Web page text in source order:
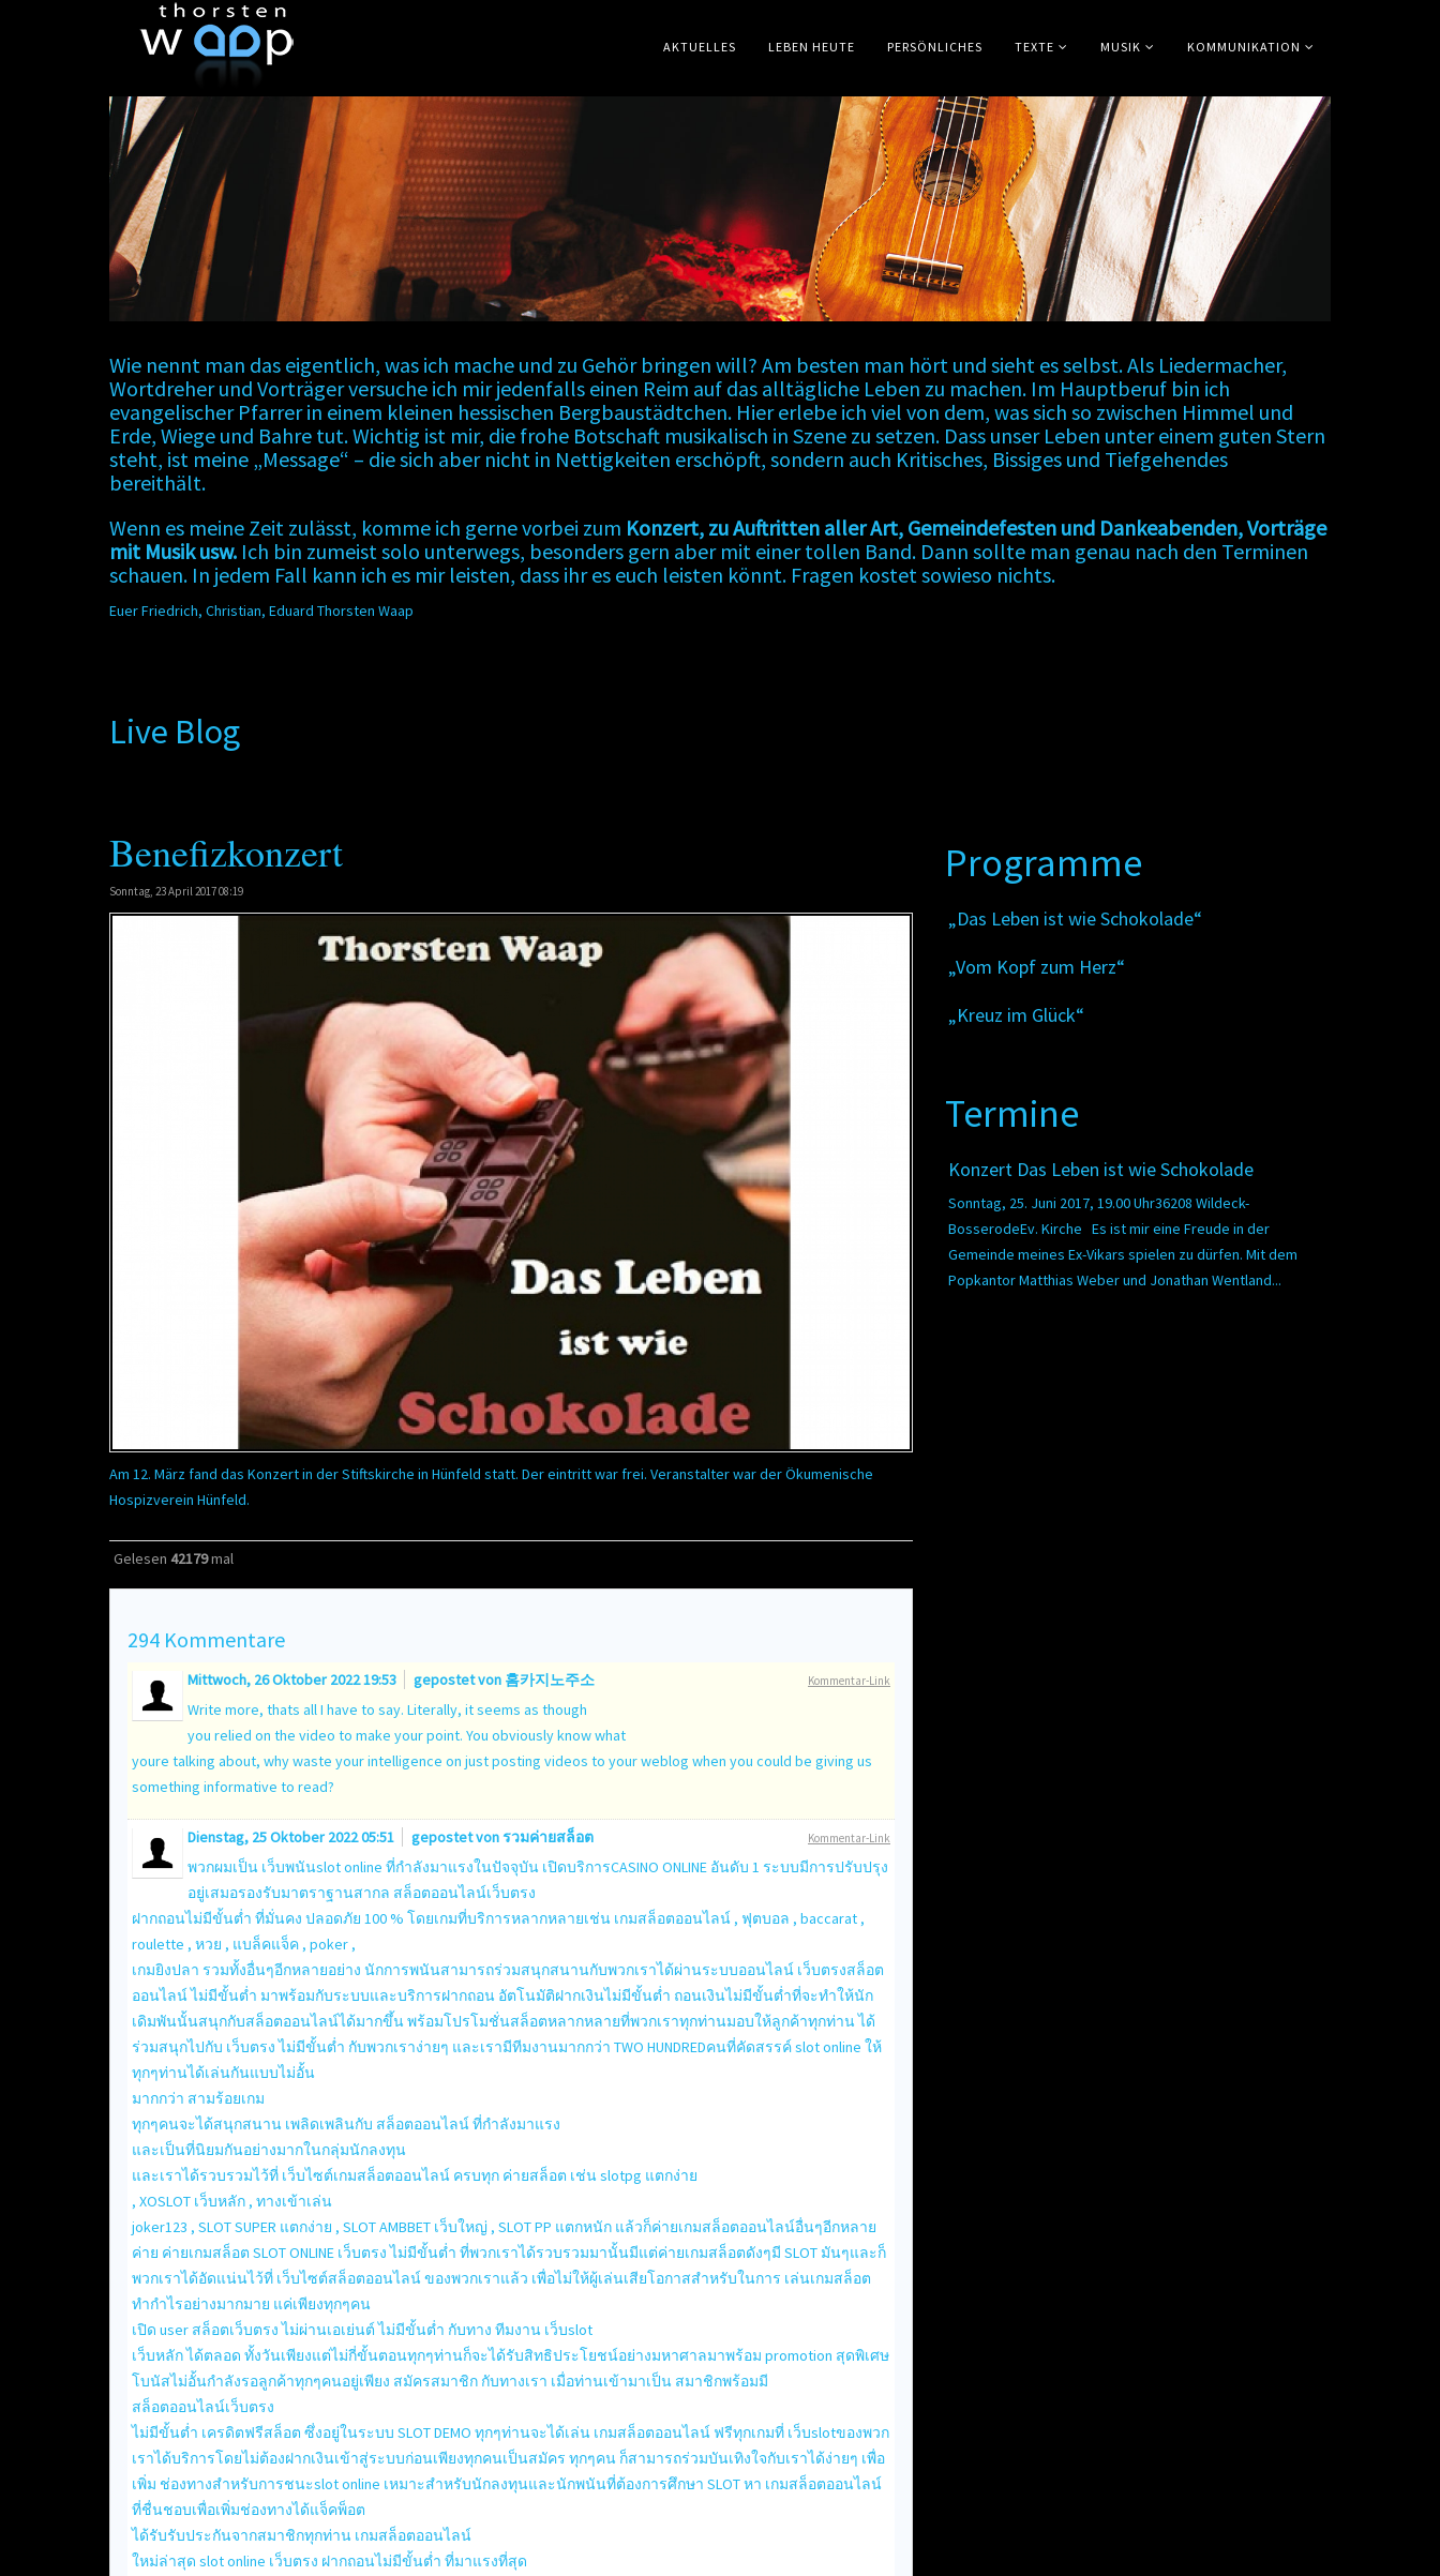
AKTUELLES LEBEN HEUTE PERSÖNLICHES TEXTE MUSIK KOMMUNIKATION
Wie nennt man das eigentlich, was ich mache und zu Gehör bringen will? Am besten man hört und sieht es selbst. Als Liedermacher,
Wortdreher und Vorträger versuche ich mir jedenfalls einen Reim auf das alltägliche Leben zu machen. Im Hauptberuf bin ich
evangelischer Pfarrer in einem kleinen hessischen Bergbaustädtchen. Hier erlebe ich viel von dem, was sich so zwischen Himmel und
Erde, Wiege und Bahre tut. Wichtig ist mir, die frohe Botschaft musikalisch in Szene zu setzen. Dass unser Leben unter einem guten Stern
steht, ist meine „Message“ – die sich aber nicht in Nettigkeiten erschöpft, sondern auch Kritisches, Bissiges und Tiefgehendes
bereithält.
Wenn es meine Zeit zulässt, komme ich gerne vorbei zum Konzert, zu Auftritten aller Art, Gemeindefesten und Dankeabenden, Vorträge
mit Musik usw. Ich bin zumeist solo unterwegs, besonders gern aber mit einer tollen Band. Dann sollte man genau nach den Terminen
schauen. In jedem Fall kann ich es mir leisten, dass ihr es euch leisten könnt. Fragen kostet sowieso nichts.
Euer Friedrich, Christian, Eduard Thorsten Waap
Live Blog
Benefizkonzert
Sonntag, 23 April 2017 08:19
Am 12. März fand das Konzert in der Stiftskirche in Hünfeld statt. Der eintritt war frei. Veranstalter war der Ökumenische
Hospizverein Hünfeld.
Gelesen 42179mal
294 Kommentare
Kommentar-Link
Mittwoch, 26 Oktober 2022 19:53 gepostet von 홈카지노주소
Write more, thats all I have to say. Literally, it seems as though
you relied on the video to make your point. You obviously know what
youre talking about, why waste your intelligence on just posting videos to your weblog when you could be giving us
something informative to read?
Kommentar-Link
Dienstag, 25 Oktober 2022 05:51 gepostet vonรวมค่ายสล็อต
พวกผมเป็น เว็บพนันslot online ที่กำลังมาแรงในปัจจุบัน เปิดบริการCASINO ONLINE อันดับ 1 ระบบมีการปรับปรุง
อยู่เสมอรองรับมาตราฐานสากล สล็อตออนไลน์เว็บตรง
ฝากถอนไม่มีขั้นต่ำ ที่มั่นคง ปลอดภัย 100 % โดยเกมที่บริการหลากหลายเช่น เกมสล็อตออนไลน์ , ฟุตบอล , baccarat ,
roulette , หวย , แบล็คแจ็ค , poker ,
เกมยิงปลา รวมทั้งอื่นๆอีกหลายอย่าง นักการพนันสามารถร่วมสนุกสนานกับพวกเราได้ผ่านระบบออนไลน์ เว็บตรงสล็อต
ออนไลน์ ไม่มีขั้นต่ำ มาพร้อมกับระบบและบริการฝากถอน อัตโนมัติฝากเงินไม่มีขั้นต่ำ ถอนเงินไม่มีขั้นต่ำที่จะทำให้นัก
เดิมพันนั้นสนุกกับสล็อตออนไลน์ได้มากขึ้น พร้อมโปรโมชั่นสล็อตหลากหลายที่พวกเราทุกท่านมอบให้ลูกค้าทุกท่าน ได้
ร่วมสนุกไปกับ เว็บตรง ไม่มีขั้นต่ำ กับพวกเราง่ายๆ และเรามีทีมงานมากกว่า TWO HUNDREDคนที่คัดสรรค์ slot online ให้
ทุกๆท่านได้เล่นกันแบบไม่อั้น
มากกว่า สามร้อยเกม
ทุกๆคนจะได้สนุกสนาน เพลิดเพลินกับ สล็อตออนไลน์ ที่กำลังมาแรง
และเป็นที่นิยมกันอย่างมากในกลุ่มนักลงทุน
และเราได้รวบรวมไว้ที่ เว็บไซต์เกมสล็อตออนไลน์ ครบทุก ค่ายสล็อต เช่น slotpg แตกง่าย
, XOSLOT เว็บหลัก , ทางเข้าเล่น
joker123 , SLOT SUPER แตกง่าย , SLOT AMBBET เว็บใหญ่ , SLOT PP แตกหนัก แล้วก็ค่ายเกมสล็อตออนไลน์อื่นๆอีกหลาย
ค่าย ค่ายเกมสล็อต SLOT ONLINE เว็บตรง ไม่มีขั้นต่ำ ที่พวกเราได้รวบรวมมานั้นมีแต่ค่ายเกมสล็อตดังๆมี SLOT มันๆและก็
พวกเราได้อัดแน่นไว้ที่ เว็บไซต์สล็อตออนไลน์ ของพวกเราแล้ว เพื่อไม่ให้ผู้เล่นเสียโอกาสสำหรับในการ เล่นเกมสล็อต
ทำกำไรอย่างมากมาย แค่เพียงทุกๆคน
เปิด user สล็อตเว็บตรง ไม่ผ่านเอเย่นต์ ไม่มีขั้นต่ำ กับทาง ทีมงาน เว็บslot
เว็บหลัก ได้ตลอด ทั้งวันเพียงแต่ไม่กี่ขั้นตอนทุกๆท่านก็จะได้รับสิทธิประโยชน์อย่างมหาศาลมาพร้อม promotion สุดพิเศษ
โบนัสไม่อั้นกำลังรอลูกค้าทุกๆคนอยู่เพียง สมัครสมาชิก กับทางเรา เมื่อท่านเข้ามาเป็น สมาชิกพร้อมมี
สล็อตออนไลน์เว็บตรง
ไม่มีขั้นต่ำ เครดิตฟรีสล็อต ซึ่งอยู่ในระบบ SLOT DEMO ทุกๆท่านจะได้เล่น เกมสล็อตออนไลน์ ฟรีทุกเกมที่ เว็บslotของพวก
เราได้บริการโดยไม่ต้องฝากเงินเข้าสู่ระบบก่อนเพียงทุกคนเป็นสมัคร ทุกๆคน ก็สามารถร่วมบันเทิงใจกับเราได้ง่ายๆ เพื่อ
เพิ่ม ช่องทางสำหรับการชนะslot online เหมาะสำหรับนักลงทุนและนักพนันที่ต้องการศึกษา SLOT หา เกมสล็อตออนไลน์
ที่ชื่นชอบเพื่อเพิ่มช่องทางได้แจ็คพ็อต
ได้รับรับประกันจากสมาชิกทุกท่าน เกมสล็อตออนไลน์
ใหม่ล่าสุด slot online เว็บตรง ฝากถอนไม่มีขั้นต่ำ ที่มาแรงที่สุด
Programme
„Das Leben ist wie Schokolade“
„Vom Kopf zum Herz“
„Kreuz im Glück“
Termine
Konzert Das Leben ist wie Schokolade
Sonntag, 25. Juni 2017, 19.00 Uhr36208 Wildeck-
BosserodeEv. Kirche Es ist mir eine Freude in der
Gemeinde meines Ex-Vikars spielen zu dürfen. Mit dem
Popkantor Matthias Weber und Jonathan Wentland...